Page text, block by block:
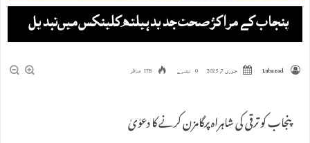
پنجاب کے مراکز صحت جدیدہیلتھ کلینکس میں‌تبدیل
Lubazad جنوری 7, 2025 0 تبصرے 178 مناظر
پنجاب کو ترقی کی شاہراہ پرگامزن کرنے کا دعوٰیٰ